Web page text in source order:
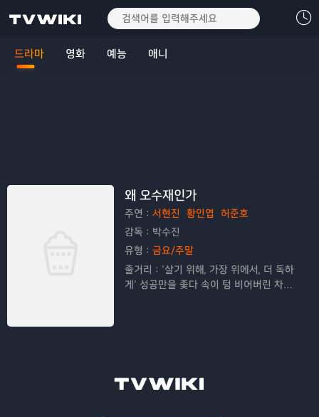
드라마 영화 예능 애니
왜 오수재인가
주연： 서현진 황인엽
허준호
감독： 박수진
유형： 금요/주말
줄거리： ‘살기 위해, 가장 위에서, 더 독하
게’ 성공만을 좇다 속이 텅 비어버린 차가